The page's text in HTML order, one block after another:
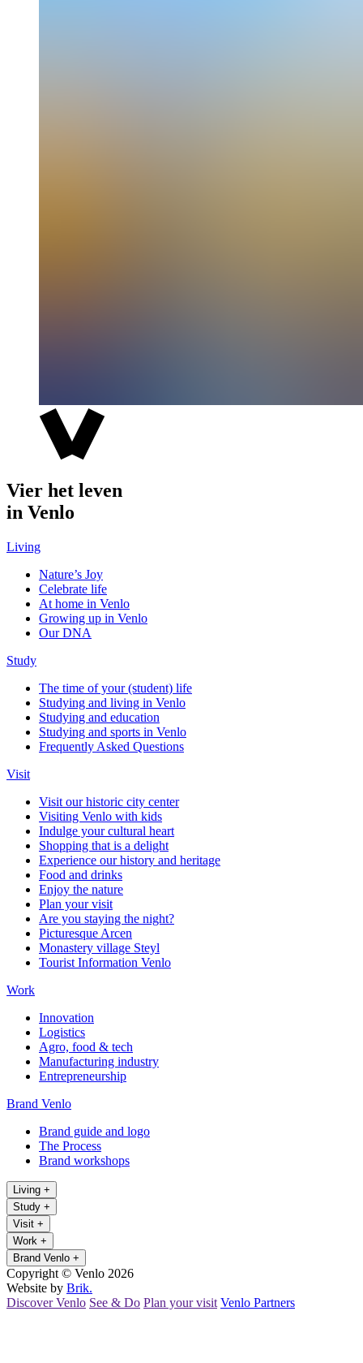
Vier het leven
in Venlo
Living
Nature’s Joy
Celebrate life
At home in Venlo
Growing up in Venlo
Our DNA
Study
The time of your (student) life
Studying and living in Venlo
Studying and education
Studying and sports in Venlo
Frequently Asked Questions
Visit
Visit our historic city center
Visiting Venlo with kids
Indulge your cultural heart
Shopping that is a delight
Experience our history and heritage
Food and drinks
Enjoy the nature
Plan your visit
Are you staying the night?
Picturesque Arcen
Monastery village Steyl
Tourist Information Venlo
Work
Innovation
Logistics
Agro, food & tech
Manufacturing industry
Entrepreneurship
Brand Venlo
Brand guide and logo
The Process
Brand workshops
Living +
Study +
Visit +
Work +
Brand Venlo +
Copyright © Venlo 2026
Website by Brik.
Discover Venlo See & Do Plan your visit Venlo Partners